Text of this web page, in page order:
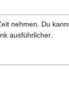
nehmen. Du
ausführlicher.